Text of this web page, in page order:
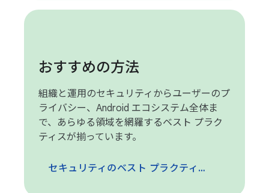
おすすめの方法
組織と運用のセキュリティからユーザーのプ
ライバシー、Android エコシステム全体ま
で、あらゆる領域を網羅するベスト プラク
ティスが揃っています。
セキュリティのベスト プラクティスに移動